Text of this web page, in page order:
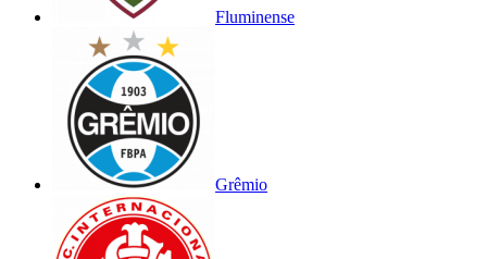
Fluminense
Grêmio